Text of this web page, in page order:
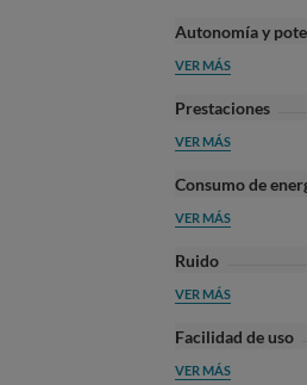
Autonomía y
VER MÁS
Prestaciones
VER MÁS
Consumo de
VER MÁS
Ruido
VER MÁS
Facilidad de uso
VER MÁS